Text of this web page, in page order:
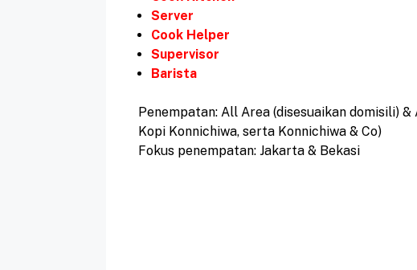
Server
Cook Helper
Supervisor
Barista
Penempatan: All Area (disesuaikan domisili)
Kopi Konnichiwa, serta Konnichiwa & Co)
Fokus penempatan: Jakarta & Bekasi